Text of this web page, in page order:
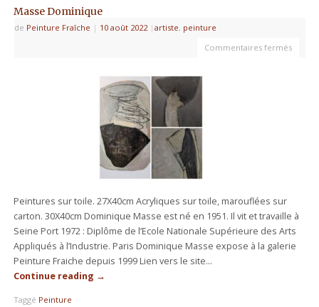
Masse Dominique
de Peinture Fraîche | 10 août 2022 | artiste, peinture
Commentaires fermés
Peintures sur toile. 27X40cm Acryliques sur toile, marouflées sur
carton. 30X40cm Dominique Masse est né en 1951. Il vit et travaille à
Seine Port 1972 : Diplôme de l’Ecole Nationale Supérieure des Arts
Appliqués à l’Industrie. Paris Dominique Masse expose à la galerie
Peinture Fraiche depuis 1999 Lien vers le site…
Continue reading →
Taggé Peinture